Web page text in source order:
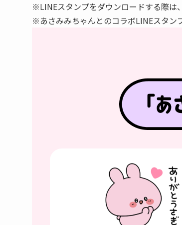
※LINEスタンプをダウンロードする際は
※あさみみちゃんとのコラボLINEスタン